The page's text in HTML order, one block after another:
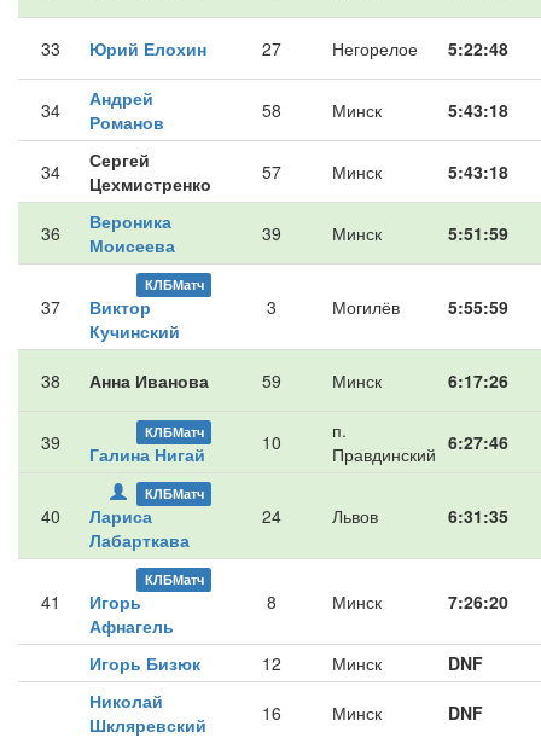
33 Юрий Елохин 27 Негорелое 5:22:48
34
Андрей
Романов
58 Минск 5:43:18
34
Сергей
Цехмистренко
57 Минск 5:43:18
36
Вероника
Моисеева
39 Минск 5:51:59
37
КЛБМатч
Виктор
Кучинский
3 Могилёв 5:55:59
38 Анна Иванова 59 Минск 6:17:26
39 КЛБМатч
Галина Нигай 10
п.
Правдинский 6:27:46
40
КЛБМатч
Лариса
Лабарткава
24 Львов 6:31:35
41
КЛБМатч
Игорь
Афнагель
8 Минск 7:26:20
Игорь Бизюк 12 Минск
DNF
Николай
Шкляревский
16 Минск DNF